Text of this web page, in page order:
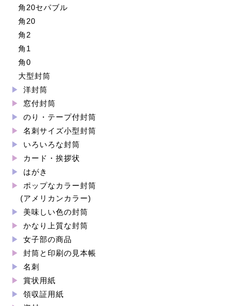
角20セパブル
角20
角2
角1
角0
大型封筒
洋封筒
窓付封筒
のり・テープ付封筒
名刺サイズ小型封筒
いろいろな封筒
カード・挨拶状
はがき
ポップなカラー封筒
(アメリカンカラー)
美味しい色の封筒
かなり上質な封筒
女子部の商品
封筒と印刷の見本帳
名刺
賞状用紙
領収証用紙